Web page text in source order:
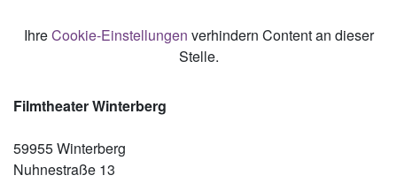
IhreCookie-Einstellungen verhindern Content an dieser
Stelle.
Filmtheater Winterberg
59955 Winterberg
Nuhnestraße 13